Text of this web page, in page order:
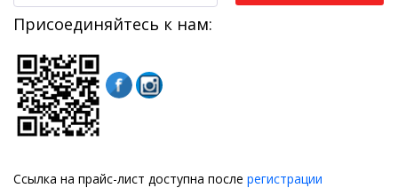
Присоединяйтесь к нам:
Ссылка на прайс-лист доступна после регистрации